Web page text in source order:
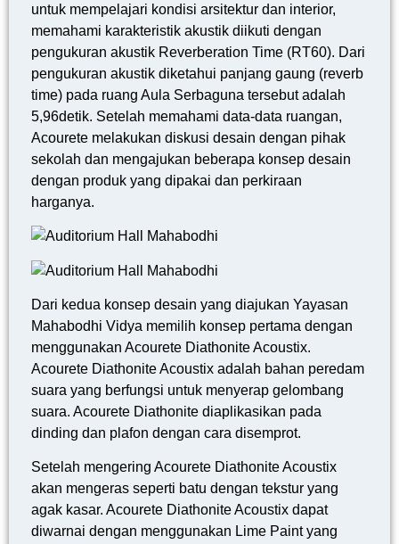
untuk mempelajari kondisi arsitektur dan interior,
memahami karakteristik akustik diikuti dengan
pengukuran akustik Reverberation Time (RT60). Dari
pengukuran akustik diketahui panjang gaung (reverb
time) pada ruang Aula Serbaguna tersebut adalah
5,96detik. Setelah memahami data-data ruangan,
Acourete melakukan diskusi desain dengan pihak
sekolah dan mengajukan beberapa konsep desain
dengan produk yang dipakai dan perkiraan
harganya.
Dari kedua konsep desain yang diajukan Yayasan
Mahabodhi Vidya memilih konsep pertama dengan
menggunakan Acourete Diathonite Acoustix.
Acourete Diathonite Acoustix adalah bahan peredam
suara yang berfungsi untuk menyerap gelombang
suara. Acourete Diathonite diaplikasikan pada
dinding dan plafon dengan cara disemprot.
Setelah mengering Acourete Diathonite Acoustix
akan mengeras seperti batu dengan tekstur yang
agak kasar. Acourete Diathonite Acoustix dapat
diwarnai dengan menggunakan Lime Paint yang